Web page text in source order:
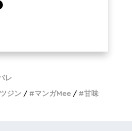
レ
ジン マンガMee 甘味